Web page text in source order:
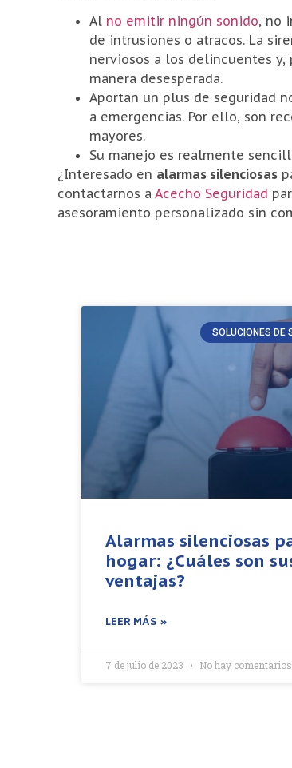
Al no emitir ningún sonido, no
de intrusiones o atracos. La
nerviosos a los delincuentes
manera desesperada.
Aportan un plus de seguridad
a emergencias. Por ello, son
mayores.
Su manejo es realmente
¿Interesado en alarmas silenciosas
contactarnos a Acecho Seguridad
asesoramiento personalizado sin
SOLUCIONES DE
Alarmas silenciosas
hogar: ¿Cuáles son
ventajas?
LEER MÁS »
7 de julio de 2023 No hay comentarios